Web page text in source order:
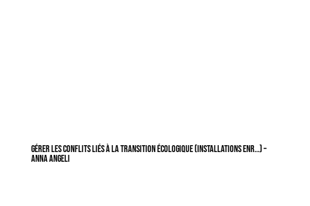
Gérer les conflits liés à la transition écologique (installations ENR…) –
Anna Angeli